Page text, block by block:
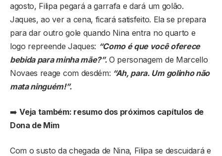
agosto, Filipa pegará a garrafa e dará um golão.
Jaques, ao ver a cena, ficará satisfeito. Ela se prepara
para dar outro gole quando Nina entra no quarto e
logo repreende Jaques: “Como é que você oferece
bebida para minha mãe?”.O personagem de Marcello
Novaes reage com desdém: “Ah, para. Um golinho não
mata ninguém!”.
➡️Veja também: resumo dos próximos capítulos de
Dona de Mim
Com o susto da chegada de Nina, Filipa se descuidará e